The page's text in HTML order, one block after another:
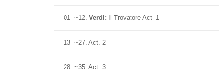
01 ~12. Verdi: Il Trovatore Act. 1
13 ~27. Act. 2
28 ~35. Act. 3